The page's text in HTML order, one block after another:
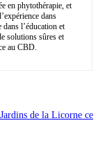
en phytothérapie, et
dans
dans l’éducation et
solutions sûres et
au CBD.
de la Licorne ce